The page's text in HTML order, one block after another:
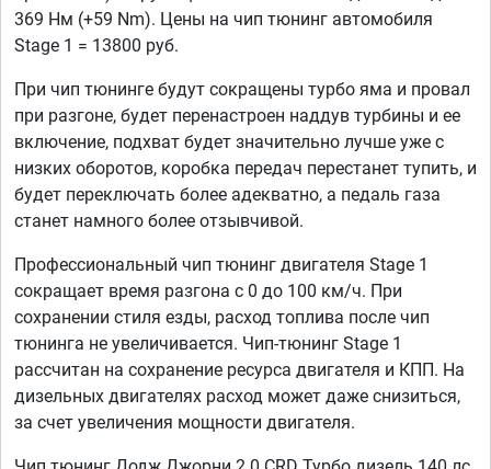
369 Нм (+59 Nm). Цены на чип тюнинг автомобиля
Stage 1 = 13800 руб.
При чип тюнинге будут сокращены турбо яма и провал
при разгоне, будет перенастроен наддув турбины и ее
включение, подхват будет значительно лучше уже с
низких оборотов, коробка передач перестанет тупить, и
будет переключать более адекватно, а педаль газа
станет намного более отзывчивой.
Профессиональный чип тюнинг двигателя Stage 1
сокращает время разгона с 0 до 100 км/ч. При
сохранении стиля езды, расход топлива после чип
тюнинга не увеличивается. Чип-тюнинг Stage 1
рассчитан на сохранение ресурса двигателя и КПП. На
дизельных двигателях расход может даже снизиться,
за счет увеличения мощности двигателя.